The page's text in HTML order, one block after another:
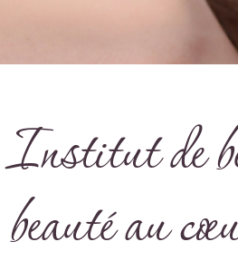
Institut de
beauté au